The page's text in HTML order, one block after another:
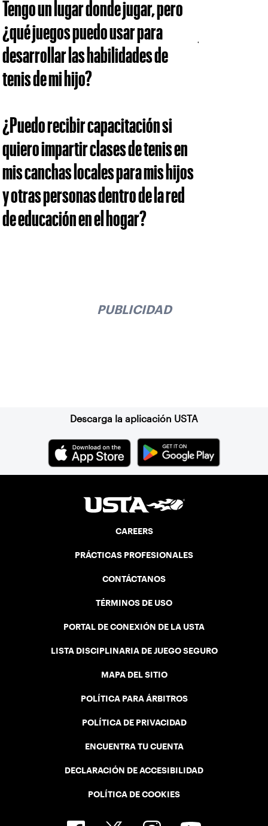
Tengo un lugar donde jugar, pero
¿qué juegos puedo usar para
desarrollar las habilidades de
tenis de mi hijo?
¿Puedo recibir capacitación si
quiero impartir clases de tenis en
mis canchas locales para mis hijos
y otras personas dentro de la red
de educación en el hogar?
PUBLICIDAD
Descarga la aplicación USTA
CAREERS
PRÁCTICAS PROFESIONALES
CONTÁCTANOS
TÉRMINOS DE USO
PORTAL DE CONEXIÓN DE LA USTA
LISTA DISCIPLINARIA DE JUEGO SEGURO
MAPA DEL SITIO
POLÍTICA PARA ÁRBITROS
POLÍTICA DE PRIVACIDAD
ENCUENTRA TU CUENTA
DECLARACIÓN DE ACCESIBILIDAD
POLÍTICA DE COOKIES